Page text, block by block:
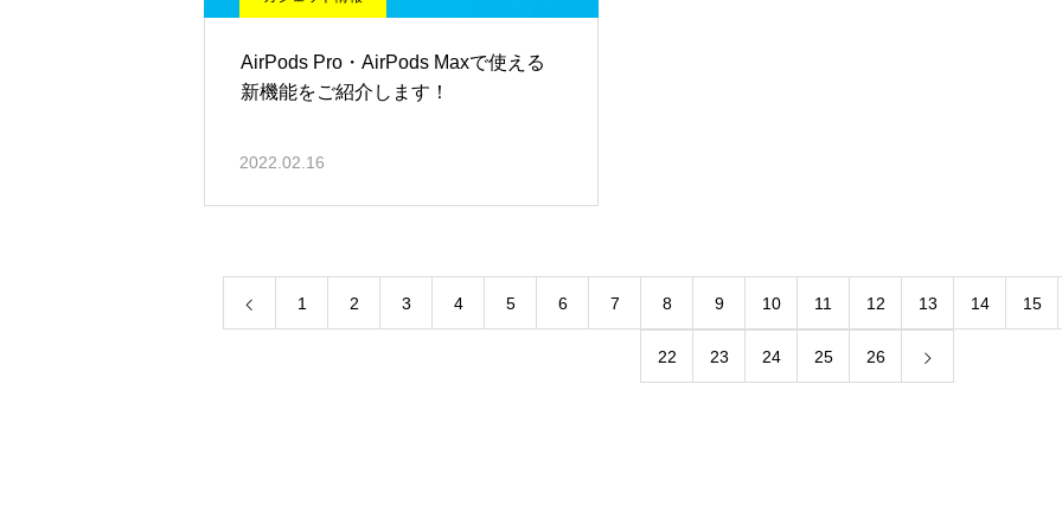
AirPods Pro・AirPods Maxで使える
新機能をご紹介します！
2022.02.16
1 2 3 4 5 6 7 8 9 10 11 12 13 14 15
22 23 24 25 26